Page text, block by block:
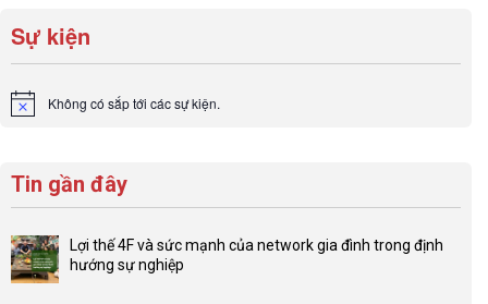
Sự kiện
Notice Không có sắp tới các sự kiện.
Tin gần đây
Lợi thế 4F và sức mạnh của network gia đình trong định
hướng sự nghiệp